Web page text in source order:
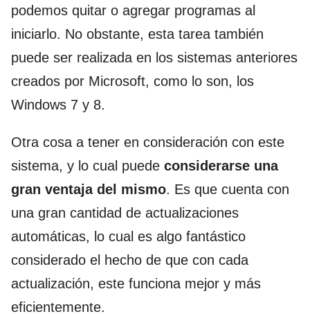
podemos quitar o agregar programas al
iniciarlo. No obstante, esta tarea también
puede ser realizada en los sistemas anteriores
creados por Microsoft, como lo son, los
Windows 7 y 8.
Otra cosa a tener en consideración con este
sistema, y lo cual puede considerarse una
gran ventaja del mismo. Es que cuenta con
una gran cantidad de actualizaciones
automáticas, lo cual es algo fantástico
considerado el hecho de que con cada
actualización, este funciona mejor y más
eficientemente.